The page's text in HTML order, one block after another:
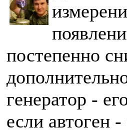
постепенно
генератор -
если автоген